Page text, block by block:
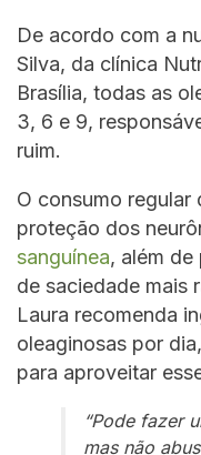
De acordo com a
Silva, da clínica
Brasília, todas as
3, 6 e 9,
ruim.
O consumo regular
proteção dos
sanguínea, além de
de saciedade mais
Laura recomenda
oleaginosas por
para aproveitar
“Pode fazer
mas não